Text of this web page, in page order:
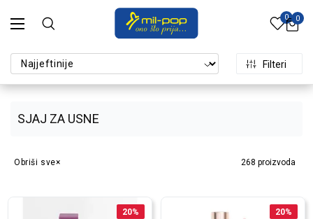
0 0
SJAJ ZA USNE
Filteri
268 proizvoda
Obriši sve
20% 20%